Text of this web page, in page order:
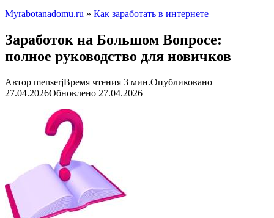
Myrabotanadomu.ru » Как заработать в интернете
Заработок на Большом Вопросе:
полное руководство для новичков
Автор menserjВремя чтения 3 мин.Опубликовано
27.04.2026Обновлено 27.04.2026